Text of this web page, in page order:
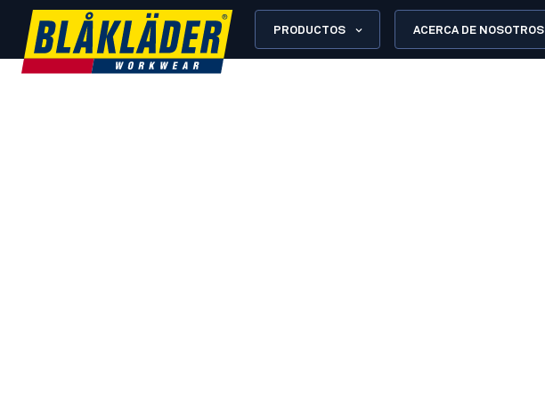
PRODUCTOS ACERCA DE NOSOTROS